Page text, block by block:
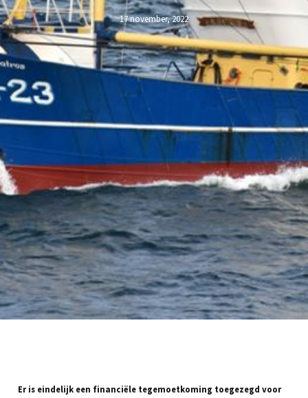
17 november, 2022
Er is eindelijk een financiële tegemoetkoming toegezegd voor